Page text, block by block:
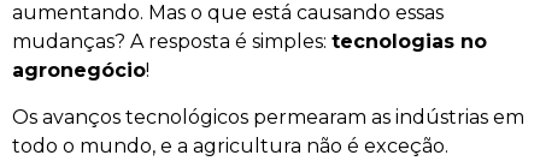
aumentando. Mas o que está causando essas
mudanças? A resposta é simples: tecnologias no
agronegócio!
Os avanços tecnológicos permearam as indústrias em
todo o mundo, e a agricultura não é exceção.